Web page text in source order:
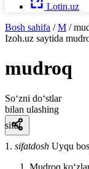
Lotin.uz
Bosh sahifa / M /
Izoh.uz saytida
mudroq
So‘zni do‘stlar
bilan ulashing
sifat
1. sifatdosh Uyqu
Mudroq